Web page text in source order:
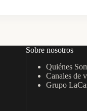
Sobre nosotros
Quiénes
Canales de
Grupo